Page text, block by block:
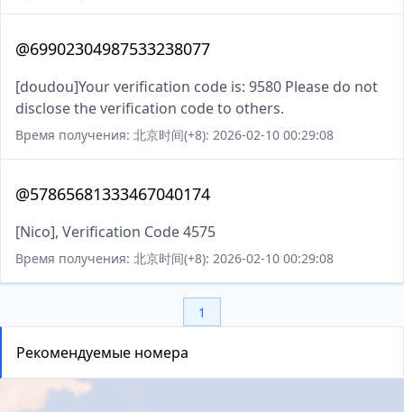
@69902304987533238077
[doudou]Your verification code is: 9580 Please do not
disclose the verification code to others.
Время получения: 北京时间(+8): 2026-02-10 00:29:08
@57865681333467040174
[Nico], Verification Code 4575
Время получения: 北京时间(+8): 2026-02-10 00:29:08
1
Рекомендуемые номера